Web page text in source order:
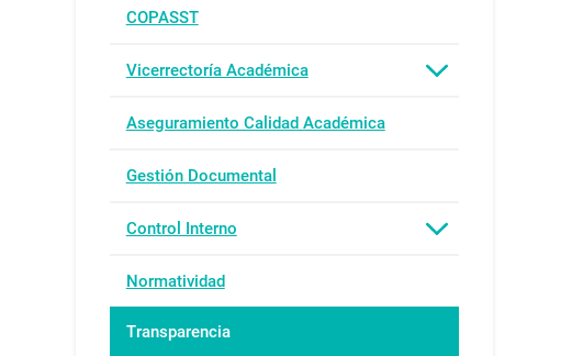
COPASST
Vicerrectoría Académica
Aseguramiento Calidad Académica
Gestión Documental
Control Interno
Normatividad
Transparencia